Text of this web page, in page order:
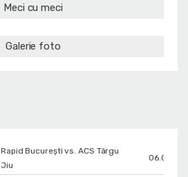
Meci cu meci
Galerie foto
Rapid București vs. ACS Târgu
Jiu